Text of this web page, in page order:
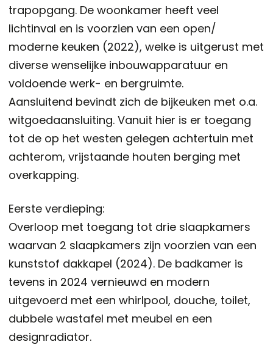
trapopgang. De woonkamer heeft veel
lichtinval en is voorzien van een open/
moderne keuken (2022), welke is uitgerust met
diverse wenselijke inbouwapparatuur en
voldoende werk- en bergruimte.
Aansluitend bevindt zich de bijkeuken met o.a.
witgoedaansluiting. Vanuit hier is er toegang
tot de op het westen gelegen achtertuin met
achterom, vrijstaande houten berging met
overkapping.
Eerste verdieping:
Overloop met toegang tot drie slaapkamers
waarvan 2 slaapkamers zijn voorzien van een
kunststof dakkapel (2024). De badkamer is
tevens in 2024 vernieuwd en modern
uitgevoerd met een whirlpool, douche, toilet,
dubbele wastafel met meubel en een
designradiator.